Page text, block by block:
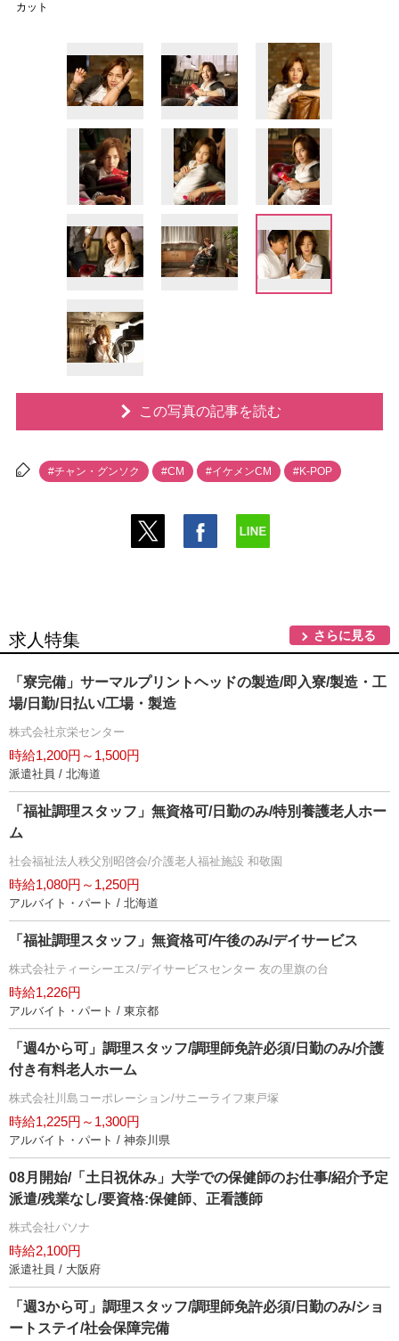
カット
この写真の記事を読む
#チャン・グンソク #CM #イケメンCM #K-POP
求人特集 さらに見る
「寮完備」サーマルプリントヘッドの製造/即入寮/製造・工
場/日勤/日払い/工場・製造
株式会社京栄センター
時給1,200円～1,500円
派遣社員 / 北海道
「福祉調理スタッフ」無資格可/日勤のみ/特別養護老人ホー
ム
社会福祉法人秩父別昭啓会/介護老人福祉施設 和敬園
時給1,080円～1,250円
アルバイト・パート / 北海道
「福祉調理スタッフ」無資格可/午後のみ/デイサービス
株式会社ティーシーエス/デイサービスセンター 友の里旗の台
時給1,226円
アルバイト・パート / 東京都
「週4から可」調理スタッフ/調理師免許必須/日勤のみ/介護
付き有料老人ホーム
株式会社川島コーポレーション/サニーライフ東戸塚
時給1,225円～1,300円
アルバイト・パート / 神奈川県
08月開始/「土日祝休み」大学での保健師のお仕事/紹介予定
派遣/残業なし/要資格:保健師、正看護師
株式会社パソナ
時給2,100円
派遣社員 / 大阪府
「週3から可」調理スタッフ/調理師免許必須/日勤のみ/ショ
ートステイ/社会保障完備